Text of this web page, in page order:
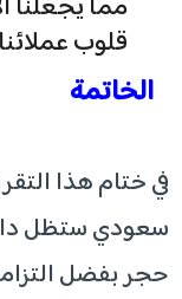
قلوب
الخاتمة
في ختام هذا
سعودي ستظل
حجر بفضل